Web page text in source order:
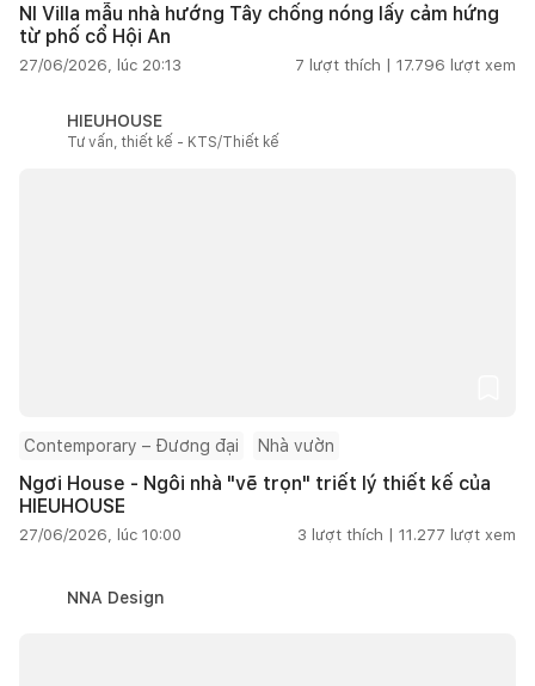
NI Villa mẫu nhà hướng Tây chống nóng lấy cảm hứng
từ phố cổ Hội An
27/06/2026, lúc 20:13 7 lượt thích | 17.796 lượt xem
HIEUHOUSE
Tư vấn, thiết kế - KTS/Thiết kế
Contemporary – Đương đại Nhà vườn
Ngơi House - Ngôi nhà "vẽ trọn" triết lý thiết kế của
HIEUHOUSE
27/06/2026, lúc 10:00 3 lượt thích | 11.277 lượt xem
NNA Design